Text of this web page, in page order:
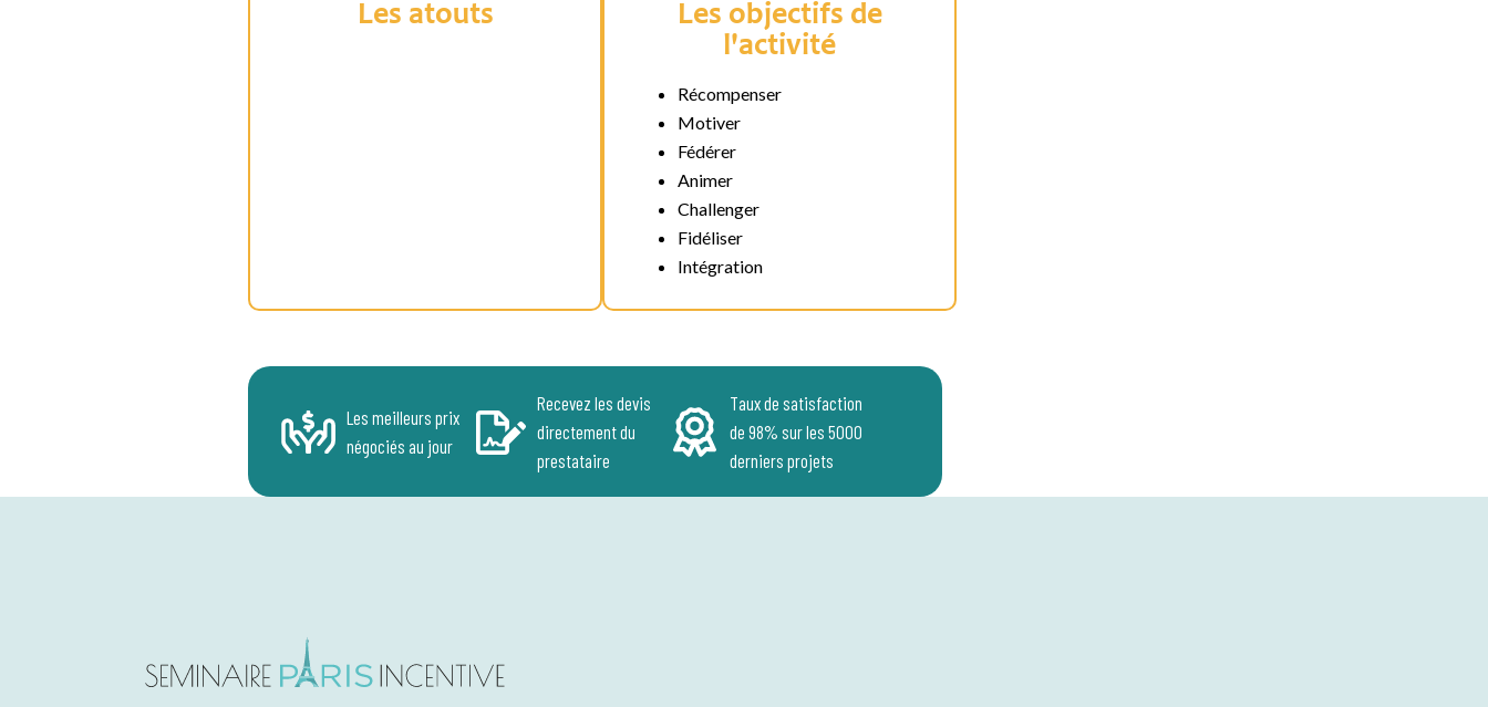
Les atouts
Les objectifs de
l'activité
Récompenser
Motiver
Fédérer
Animer
Challenger
Fidéliser
Intégration
Les meilleurs prix
négociés au jour
Recevez les devis
directement du
prestataire
Taux de satisfaction
de 98% sur les 5000
derniers projets